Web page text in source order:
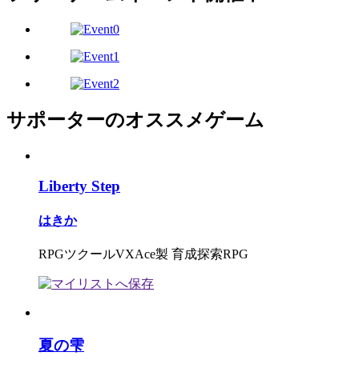
サポーターのオススメゲーム
Liberty Step
はきか
RPGツクールVXAce製 育成探索RPG
夏の雫